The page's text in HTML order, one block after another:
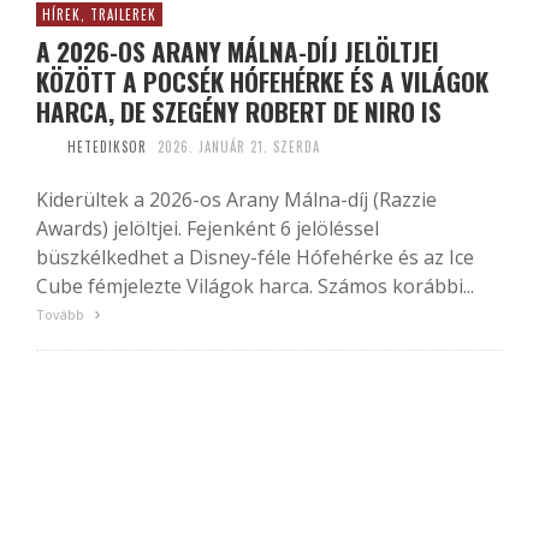
HÍREK, TRAILEREK
A 2026-OS ARANY MÁLNA-DÍJ JELÖLTJEI
KÖZÖTT A POCSÉK HÓFEHÉRKE ÉS A VILÁGOK
HARCA, DE SZEGÉNY ROBERT DE NIRO IS
HETEDIKSOR 2026. JANUÁR 21. SZERDA
Kiderültek a 2026-os Arany Málna-díj (Razzie
Awards) jelöltjei. Fejenként 6 jelöléssel
büszkélkedhet a Disney-féle Hófehérke és az Ice
Cube fémjelezte Világok harca. Számos korábbi...
Tovább